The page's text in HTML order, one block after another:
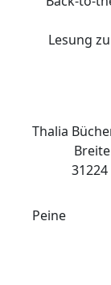
Lesung
Thalia
Peine